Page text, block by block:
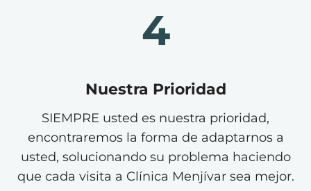
4
Nuestra Prioridad
SIEMPRE usted es nuestra prioridad,
encontraremos la forma de adaptarnos a
usted, solucionando su problema haciendo
que cada visita a Clínica Menjívar sea mejor.